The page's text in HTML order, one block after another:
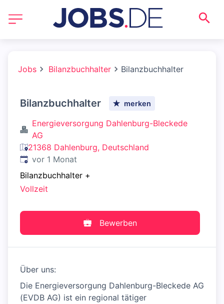
Jobs Bilanzbuchhalter Bilanzbuchhalter
Bilanzbuchhalter merken
Energieversorgung Dahlenburg-Bleckede
AG
21368 Dahlenburg, Deutschland
Veröffentlicht:
vor 1 Monat
Bilanzbuchhalter +
Vollzeit
Bewerben
Über uns:
Die Energieversorgung Dahlenburg-Bleckede AG
(EVDB AG) ist ein regional tätiger